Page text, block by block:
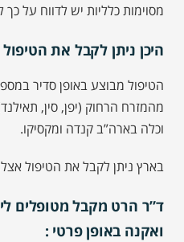
מסוימות כלליות יש לדווח על כך
היכן ניתן לקבל את
הטיפול מבוצע באופן סדיר
מהמזרח הרחוק (יפן, סין,
וכלה בארה”ב קנדה ומקסיקו.
בארץ ניתן לקבל את הטיפול
ד”ר הרט מקבל מטופלים
ואקנה באופן פרטי :